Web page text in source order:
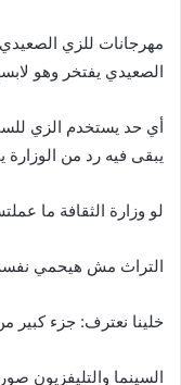
مهرجانات للزي
الصعيدي يفتخر وهو
أي حد يستخدم الزي
يبقى فيه رد من الوزارة
لو وزارة الثقافة ما
التراث مش هيحمي
خلينا نعترف: جزء كبير